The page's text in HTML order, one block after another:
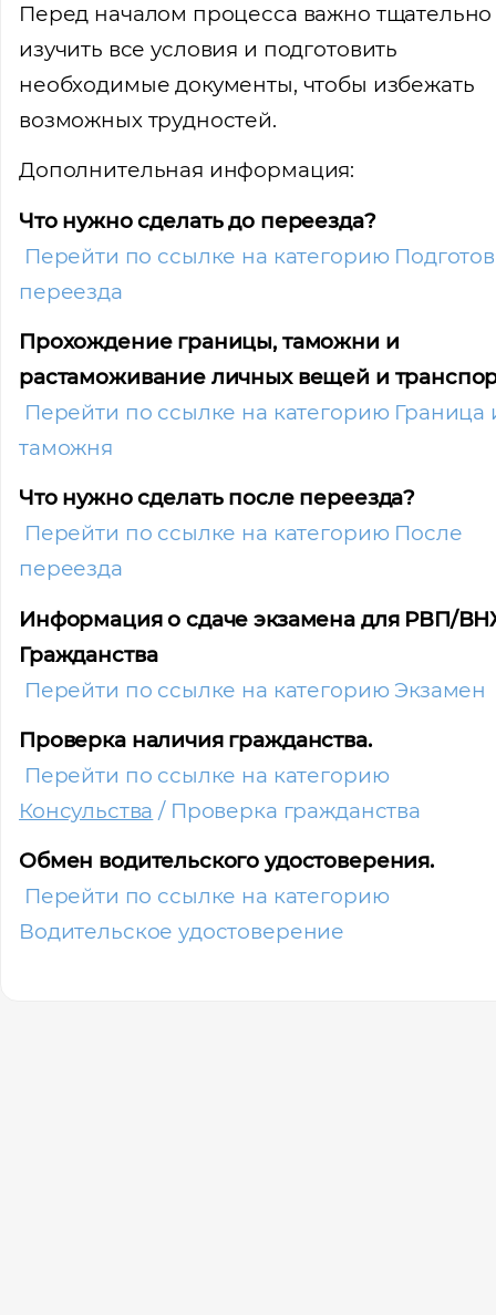
Перед началом процесса важно тщательно
изучить все условия и подготовить
необходимые документы, чтобы избежать
возможных трудностей.
Дополнительная информация:
Что нужно сделать до переезда?
Перейти по ссылке на категорию
переезда
Прохождение границы, таможни и
растаможивание личных вещей и
Перейти по ссылке на категорию Граница
таможня
Что нужно сделать после переезда?
Перейти по ссылке на категорию После
переезда
Информация о сдаче экзамена для РВП/
Гражданства
Перейти по ссылке на категорию Экзамен
Проверка наличия гражданства.
Перейти по ссылке на категорию
Консульства / Проверка гражданства
Обмен водительского удостоверения.
Перейти по ссылке на категорию
Водительское удостоверение